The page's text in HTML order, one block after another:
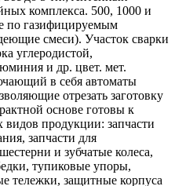
комплекса. 500, 1000 и
по газифицируемым
смеси). Участок сварки
углеродистой,
и др. цвет. мет.
в себя автоматы
отрезать заготовку
основе готовы к
продукции: запчасти
запчасти для
и зубчатые колеса,
тупиковые упоры,
тележки, защитные корпуса